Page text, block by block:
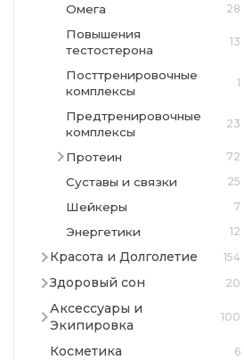
Омега 28
Повышения
тестостерона
13
Посттренировочные
комплексы
1
Предтренировочные
комплексы
23
Протеин 72
Суставы и связки 25
Шейкеры 7
Энергетики 12
Красота и Долголетие 154
Здоровый сон 20
Аксессуары и
Экипировка
100
Косметика 6